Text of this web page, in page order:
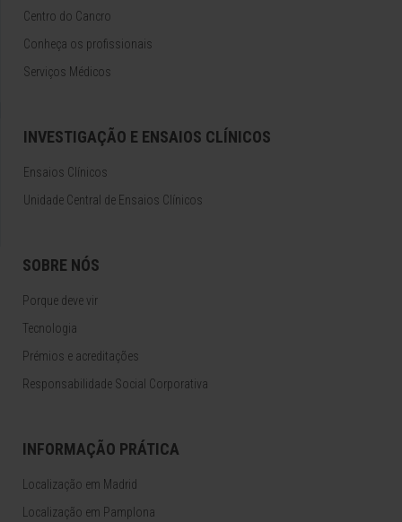
Centro do Cancro
Conheça os profissionais
Serviços Médicos
INVESTIGAÇÃO E ENSAIOS CLÍNICOS
Ensaios Clínicos
Unidade Central de Ensaios Clínicos
SOBRE NÓS
Porque deve vir
Tecnologia
Prémios e acreditações
Responsabilidade Social Corporativa
INFORMAÇÃO PRÁTICA
Localização em Madrid
Localização em Pamplona